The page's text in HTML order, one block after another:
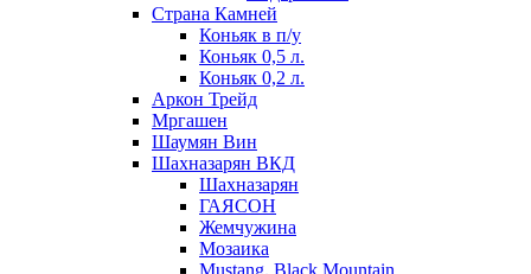
Страна Камней
Коньяк в п/у
Коньяк 0,5 л.
Коньяк 0,2 л.
Аркон Трейд
Мргашен
Шаумян Вин
Шахназарян ВКД
Шахназарян
ГАЯСОН
Жемчужина
Мозаика
Mustang. Black Mountain